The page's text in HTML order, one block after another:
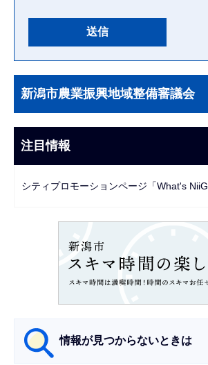
文
こ
ま
で
サ
ブ
ビ
ー
新潟市農業振興地域整備審議会
注目情報
シティプロモーションページ「What's
情報が見つからないときは